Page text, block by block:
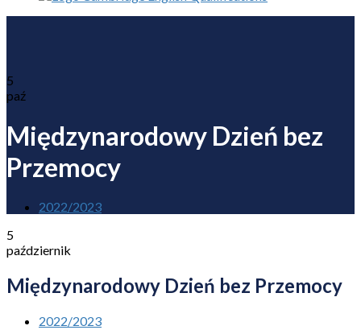
5
paź
Międzynarodowy Dzień bez
Przemocy
2022/2023
5
październik
Międzynarodowy Dzień bez Przemocy
2022/2023